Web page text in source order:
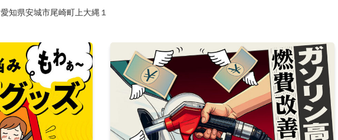
愛知県安城市尾崎町上大縄１